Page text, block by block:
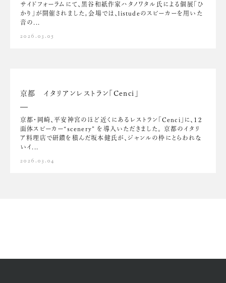
サイドフォーラムにて、黒谷和紙作家ハタノワタル氏による個展「ひ
かり」が開催されました。会場では、listudeのスピーカーを用いた
音の...
2026.03.05
京都 イタリアンレストラン「Cenci」
京都・岡崎、平安神宮のほど近くにあるレストラン「Cenci」に、12
面体スピーカー“scenery” を導入いただきました。 京都のイタリ
ア料理店で研鑽を積んだ坂本健氏が、ジャンルの枠にとらわれな
いイ...
2026.03.04